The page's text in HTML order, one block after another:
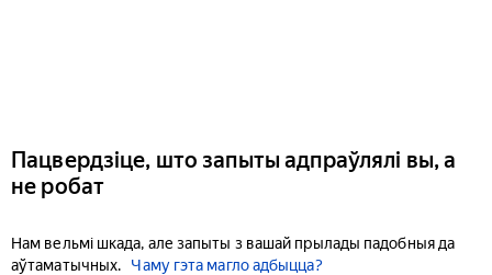
Пацвердзіце, што запыты адпраўлялі вы, а
не робат
Нам вельмі шкада, але запыты з вашай прылады падобныя да
аўтаматычных.
Чаму гэта магло адбыцца?